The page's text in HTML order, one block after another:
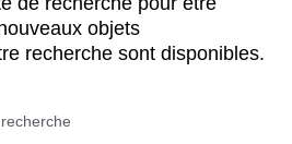
objets
recherche sont disponibles.